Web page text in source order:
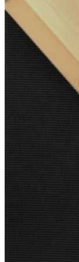
Описание товара
высоких
Подходит
Легко
Оснащен
Подходит
Размеры
Высота: 99